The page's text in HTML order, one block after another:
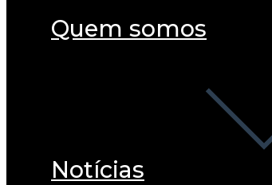
Quem somos
Notícias